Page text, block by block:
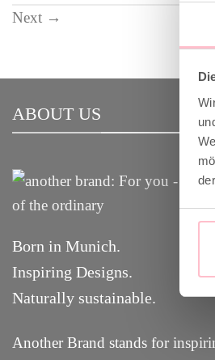
Next →
ABOUT US
Born in Munich.
Inspiring Designs.
Naturally sustainable.
Another Brand stands for